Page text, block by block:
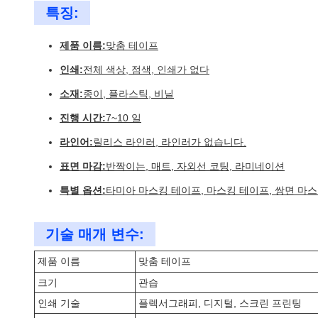
특징:
제품 이름:맞춤 테이프
인쇄:전체 색상, 점색, 인쇄가 없다
소재:종이, 플라스틱, 비닐
진행 시간:7~10 일
라인어:릴리스 라인러, 라인러가 없습니다.
표면 마감:반짝이는, 매트, 자외선 코팅, 라미네이션
특별 옵션:타미아 마스킹 테이프, 마스킹 테이프, 쌍면 마
기술 매개 변수:
제품 이름
맞춤 테이프
크기
관습
인쇄 기술
플렉서그래피, 디지털, 스크린 프린팅